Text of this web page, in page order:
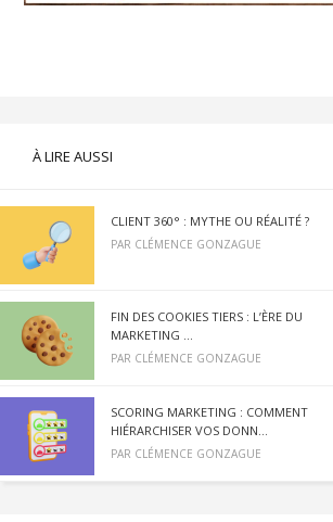
À LIRE AUSSI
CLIENT 360° : MYTHE OU RÉALITÉ ?
PAR CLÉMENCE GONZAGUE
FIN DES COOKIES TIERS : L’ÈRE DU
MARKETING ...
PAR CLÉMENCE GONZAGUE
SCORING MARKETING : COMMENT
HIÉRARCHISER VOS DONN...
PAR CLÉMENCE GONZAGUE